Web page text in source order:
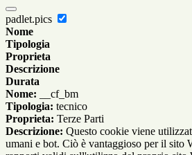
padlet.pics
Nome
Tipologia
Proprieta
Descrizione
Durata
Nome: __cf_bm
Tipologia: tecnico
Proprieta: Terze Parti
Descrizione: Questo cookie viene
umani e bot. Ciò è vantaggioso per il sito